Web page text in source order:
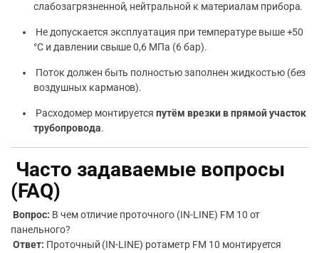
слабозагрязненной, нейтральной к материалам прибора.
Не допускается эксплуатация при температуре выше +50
°C и давлении свыше 0,6 МПа (6 бар).
Поток должен быть полностью заполнен жидкостью (без
воздушных карманов).
Расходомер монтируетсяпутём врезки в прямой участок
трубопровода.
Часто задаваемые вопросы
(FAQ)
Вопрос: В чем отличие проточного (IN-LINE) FM 10 от
панельного?
Ответ: Проточный (IN-LINE) ротаметр FM 10 монтируется